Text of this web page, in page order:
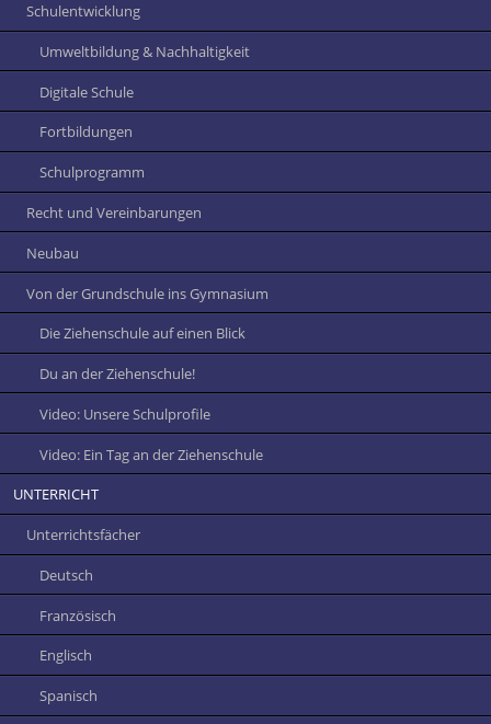
Schulentwicklung
Umweltbildung & Nachhaltigkeit
Digitale Schule
Fortbildungen
Schulprogramm
Recht und Vereinbarungen
Neubau
Von der Grundschule ins Gymnasium
Die Ziehenschule auf einen Blick
Du an der Ziehenschule!
Video: Unsere Schulprofile
Video: Ein Tag an der Ziehenschule
UNTERRICHT
Unterrichtsfächer
Deutsch
Französisch
Englisch
Spanisch